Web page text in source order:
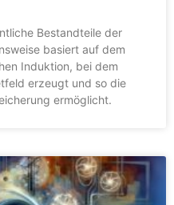
Bestandteile der
basiert auf dem
Induktion, bei dem
erzeugt und so die
ermöglicht.